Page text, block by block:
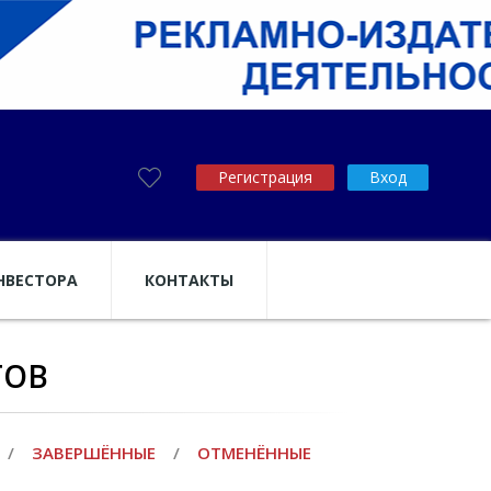
Регистрация Вход
КОНТАКТЫ
/ ЗАВЕРШЁННЫЕ / ОТМЕНЁННЫЕ